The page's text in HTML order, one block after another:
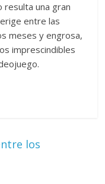
resulta una gran
entre las
meses y engrosa,
imprescindibles
los